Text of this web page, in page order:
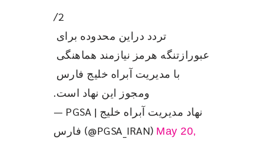
2/
تردد دراین محدوده برای
عبورازتنگه هرمز نیازمند هماهنگی
با مدیریت آبراه خلیج فارس
ومجوز این نهاد است.
— PGSA | نهاد مدیریت آبراه خلیج
فارس (@PGSA_IRAN) May 20,